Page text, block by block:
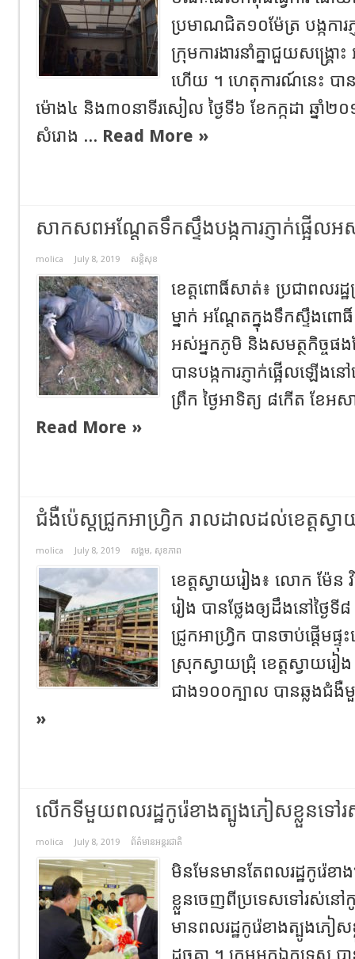
ប្រមាណជិត១០ម៉ែត្រ បង្កការ
ក្រុមការងារនាំគ្នាជួយសង្
ហើយ ។ ហេតុការណ៍នេះ បា
ម៉ោង៤ និង៣០នាទីរសៀល ថ្ងៃទី៦ ខែកក្កដា ឆ្នាំ
សំរោង ... Read More »
សាកសពអណ្ដែតទឹកស្ទឹងបង្កការភ្ញាក់ផ្អើល
molica July 8, 2019 សន្តិសុខ
ខេត្តពោធិ៍សាត់៖ ប្រជាពល
ម្នាក់ អណ្ដែតក្នុងទឹកស្ទឹងពោធិ៍
អស់អ្នកភូមិ និងសមត្ថកិច្ចផ
បានបង្កការភ្ញាក់ផ្អើលឡើង
ព្រឹក ថ្ងៃអាទិត្យ ៨កើត ខែអ
Read More »
ជំងឺប៉េស្តជ្រូកអាហ្វ្រិក រាលដាលដល់ខេត្តស្
molica July 8, 2019 សង្គម, សុខភាព
ខេត្តស្វាយរៀង៖ លោក ម៉ែន
រៀង បានថ្លែងឲ្យដឹងនៅថ្ងៃទី
ជ្រូកអាហ្វ្រិក បានចាប់ផ្តើ
ស្រុកស្វាយជ្រុំ ខេត្តស្វាយរៀ
ជាង១០០ក្បាល បានឆ្លងជំ
»
លើកទីមួយពលរដ្ឋកូរ៉េខាងត្បូងភៀសខ្លួនទៅរ
molica July 8, 2019 ព័ត៌មានអន្តរជាតិ
មិនមែនមានតែពលរដ្ឋកូរ៉េខ
ខ្លួនចេញពីប្រទេសទៅរស់នៅ
មានពលរដ្ឋកូរ៉េខាងត្បូង​ភៀ
ដូចគ្នា​ ។ ក្រុមអ្នកឯកទេស